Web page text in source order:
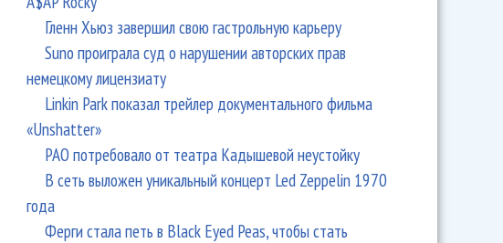
Гленн Хьюз завершил свою гастрольную карьеру
Suno проиграла суд о нарушении авторских прав
немецкому лицензиату
Linkin Park показал трейлер документального фильма
«Unshatter»
РАО потребовало от театра Кадышевой неустойку
В сеть выложен уникальный концерт Led Zeppelin 1970
года
Ферги стала петь в Black Eyed Peas, чтобы стать